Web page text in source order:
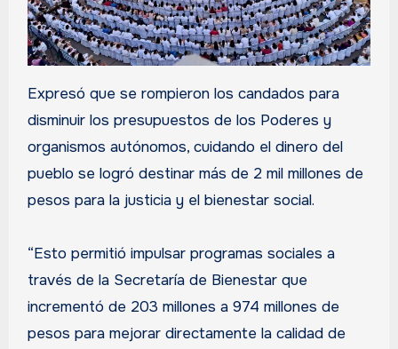
Expresó que se rompieron los candados para
disminuir los presupuestos de los Poderes y
organismos autónomos, cuidando el dinero del
pueblo se logró destinar más de 2 mil millones de
pesos para la justicia y el bienestar social.
“Esto permitió impulsar programas sociales a
través de la Secretaría de Bienestar que
incrementó de 203 millones a 974 millones de
pesos para mejorar directamente la calidad de